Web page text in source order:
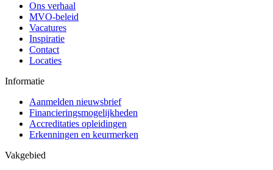
Ons verhaal
MVO-beleid
Vacatures
Inspiratie
Contact
Locaties
Informatie
Aanmelden nieuwsbrief
Financieringsmogelijkheden
Accreditaties opleidingen
Erkenningen en keurmerken
Vakgebied